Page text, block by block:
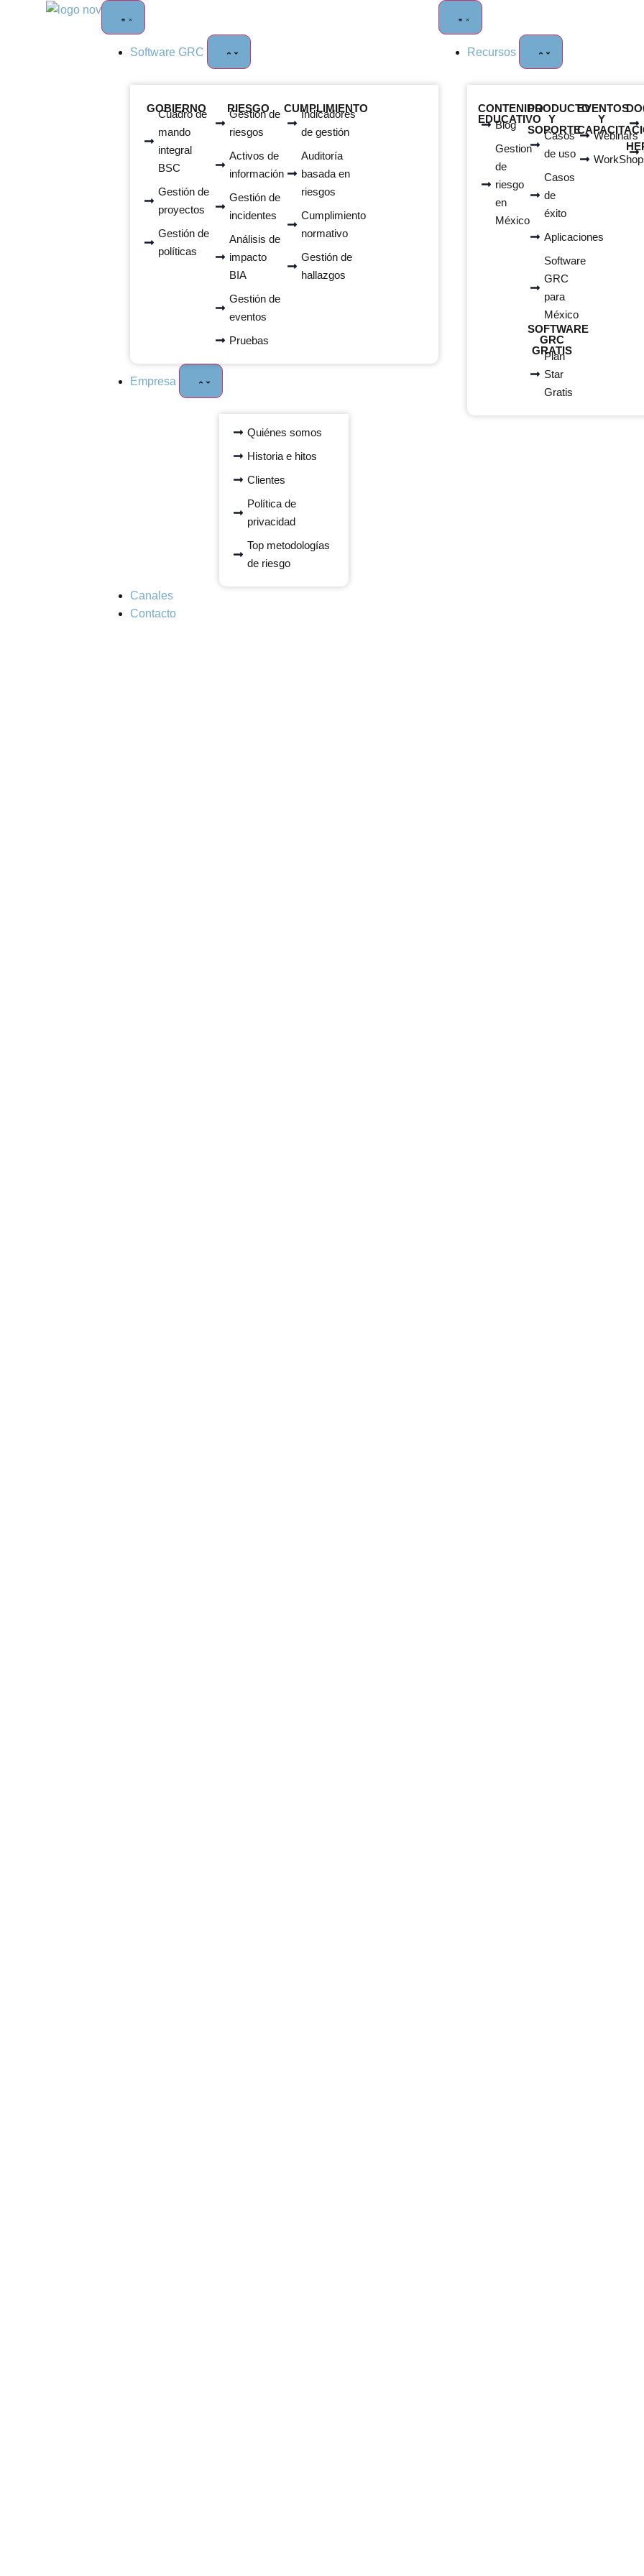
Software GRC
GOBIERNO
Cuadro de
mando
integral
BSC
Gestión de
proyectos
Gestión de
políticas
RIESGO
Gestión de
riesgos
Activos de
información
Gestión de
incidentes
Análisis de
impacto
BIA
Gestión de
eventos
Pruebas
CUMPLIMIENTO
Indicadores
de gestión
Auditoría
basada en
riesgos
Cumplimiento
normativo
Gestión de
hallazgos
Empresa
Quiénes somos
Historia e hitos
Clientes
Política de
privacidad
Top metodologías
de riesgo
Canales
Contacto
Recursos
CONTENIDO
EDUCATIVO
Blog
Gestion
de
riesgo
en
México
PRODUCTO
Y
SOPORTE
Casos
de uso
Casos
de
éxito
Aplicaciones
Software
GRC
para
México
SOFTWARE
GRC
GRATIS
Plan
Star
Gratis
EVENTOS
Y
Webinars